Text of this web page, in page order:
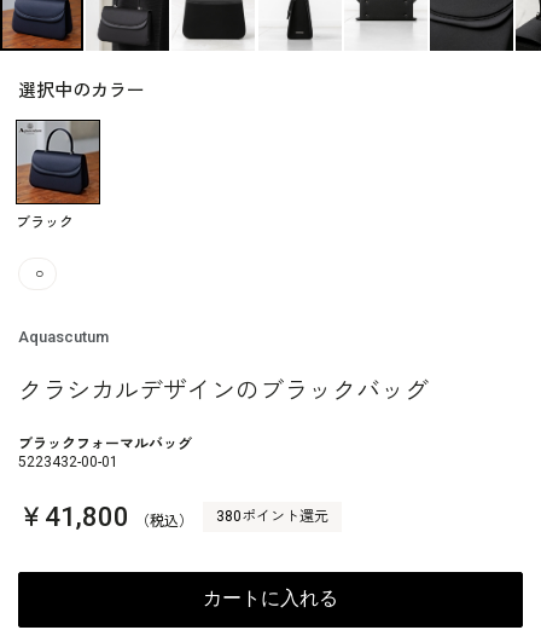
選択中のカラー
ブラック
○
Aquascutum
クラシカルデザインのブラックバッグ
ブラックフォーマルバッグ
5223432-00-01
￥41,800 （税込） 380ポイント還元
カートに入れる